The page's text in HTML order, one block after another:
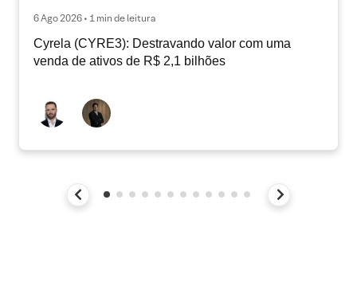
6 Ago 2026 • 1 min de leitura
Cyrela (CYRE3): Destravando valor com uma
venda de ativos de R$ 2,1 bilhões